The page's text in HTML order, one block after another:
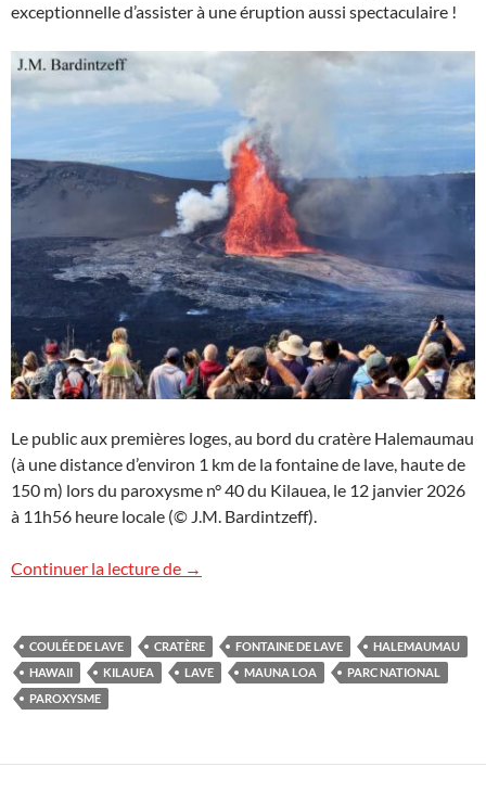
exceptionnelle d’assister à une éruption aussi spectaculaire !
Le public aux premières loges, au bord du cratère Halemaumau
(à une distance d’environ 1 km de la fontaine de lave, haute de
150 m) lors du paroxysme n° 40 du Kilauea, le 12 janvier 2026
à 11h56 heure locale (© J.M. Bardintzeff).
Continuer la lecture de Le Kilauea fait salle comble !
→
COULÉE DE LAVE CRATÈRE FONTAINE DE LAVE
HALEMAUMAU
HAWAII
KILAUEA LAVE MAUNA LOA
PARC NATIONAL
PAROXYSME